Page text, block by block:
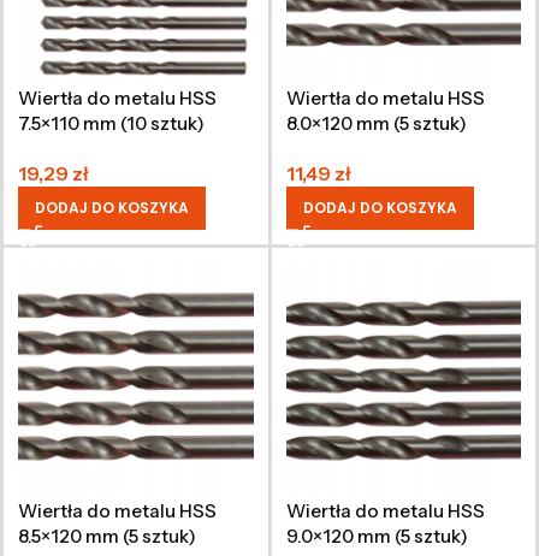
Wiertła do metalu HSS
7.5×110 mm (10 sztuk)
19,29 zł
DODAJ DO KOSZYKA
Wiertła do metalu HSS
8.0×120 mm (5 sztuk)
11,49 zł
DODAJ DO KOSZYKA
Wiertła do metalu HSS
8.5×120 mm (5 sztuk)
Wiertła do metalu HSS
9.0×120 mm (5 sztuk)